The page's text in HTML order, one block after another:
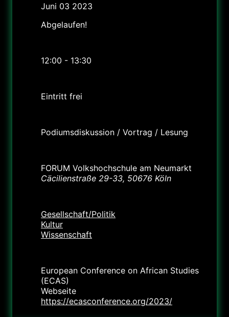
Juni 03 2023
Abgelaufen!
12:00 - 13:30
Eintritt frei
Podiumsdiskussion / Vortrag / Lesung
FORUM Volkshochschule am Neumarkt
Cäcilienstraße 29-33, 50676 Köln
Gesellschaft/Politik
Kultur
Wissenschaft
European Conference on African Studies
(ECAS)
Webseite
https://ecasconference.org/2023/